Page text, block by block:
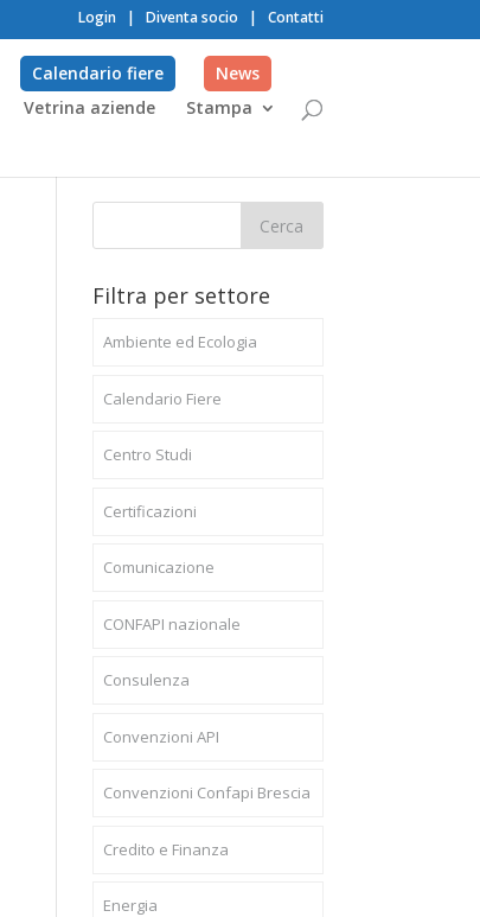
Login | Diventa socio | Contatti
Vetrina aziende Stampa
Calendario fiere News
Filtra per settore
Ambiente ed Ecologia
Calendario Fiere
Centro Studi
Certificazioni
Comunicazione
CONFAPI nazionale
Consulenza
Convenzioni API
Convenzioni Confapi Brescia
Credito e Finanza
Energia